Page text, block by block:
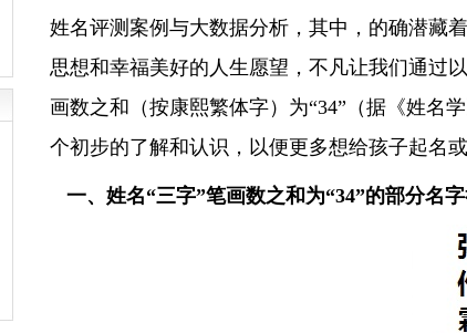
姓名评测案例与大数据分析，其中，的确潜藏
思想和幸福美好的人生愿望，不凡让我们通过
画数之和（按康熙繁体字）为“34”（据《姓名
个初步的了解和认识，以便更多想给孩子起名
一、姓名“三字”笔画数之和为“34”的部分名字